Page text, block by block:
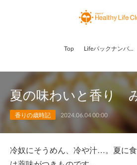
Top Lifeバックナンバー
夏の味わいと香り
香りの歳時記 2024.06.04 00:00
冷奴にそうめん、冷や汁…。夏に